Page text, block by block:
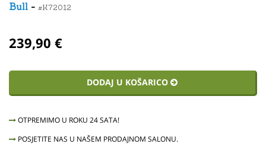
Bull - #K72012
239,90 €
DODAJ U KOŠARICO
OTPREMIMO U ROKU 24 SATA!
POSJETITE NAS U NAŠEM PRODAJNOM SALONU.